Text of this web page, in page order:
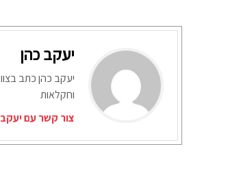
יעקב כהן
יעקב כהן כתב
וחקלאות
צור קשר עם